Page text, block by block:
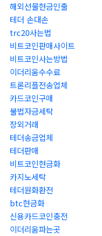
해외선물현금인출
테더 손대손
trc20사는법
비트코인판매사이트
비트코인사는방법
이더리움수수료
트론리플전송업체
카드코인구매
불법자금세탁
장외거래
테더송금업체
테더판매
비트코인현금화
카지노세탁
테더원화환전
btc현금화
신용카드코인충전
이더리움파는곳